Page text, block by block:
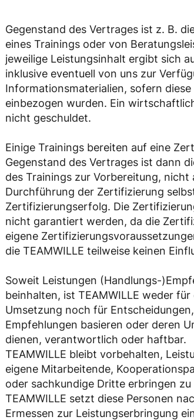
Gegenstand des Vertrages ist z. B.
eines Trainings oder von
jeweilige Leistungsinhalt ergibt sich
inklusive eventuell von uns zur
Informationsmaterialien, sofern
einbezogen wurden. Ein
nicht geschuldet.
Einige Trainings bereiten auf eine
Gegenstand des Vertrages ist dann
des Trainings zur Vorbereitung, nicht
Durchführung der Zertifizierung
Zertifizierungserfolg. Die
nicht garantiert werden, da die
eigene
die TEAMWILLE teilweise keinen
Soweit Leistungen (Handlungs-
beinhalten, ist TEAMWILLE weder für
Umsetzung noch für
Empfehlungen basieren oder deren
dienen, verantwortlich oder haftbar.
TEAMWILLE bleibt vorbehalten,
eigene Mitarbeitende,
oder sachkundige Dritte erbringen zu
TEAMWILLE setzt diese Personen
Ermessen zur Leistungserbringung